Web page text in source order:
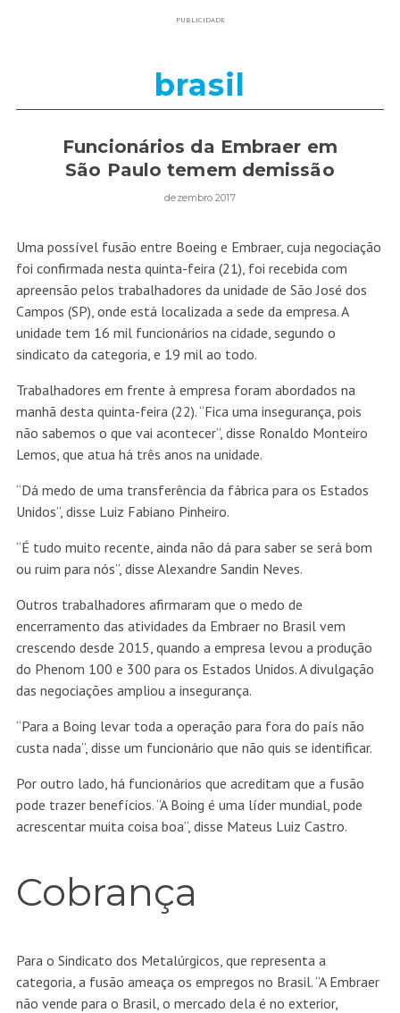
PUBLICIDADE
brasil
Funcionários da Embraer em
São Paulo temem demissão
dezembro 2017
Uma possível fusão entre Boeing e Embraer, cuja negociação
foi confirmada nesta quinta-feira (21), foi recebida com
apreensão pelos trabalhadores da unidade de São José dos
Campos (SP), onde está localizada a sede da empresa. A
unidade tem 16 mil funcionários na cidade, segundo o
sindicato da categoria, e 19 mil ao todo.
Trabalhadores em frente à empresa foram abordados na
manhã desta quinta-feira (22). “Fica uma insegurança, pois
não sabemos o que vai acontecer”, disse Ronaldo Monteiro
Lemos, que atua há três anos na unidade.
“Dá medo de uma transferência da fábrica para os Estados
Unidos”, disse Luiz Fabiano Pinheiro.
“É tudo muito recente, ainda não dá para saber se será bom
ou ruim para nós”, disse Alexandre Sandin Neves.
Outros trabalhadores afirmaram que o medo de
encerramento das atividades da Embraer no Brasil vem
crescendo desde 2015, quando a empresa levou a produção
do Phenom 100 e 300 para os Estados Unidos. A divulgação
das negociações ampliou a insegurança.
“Para a Boing levar toda a operação para fora do país não
custa nada”, disse um funcionário que não quis se identificar.
Por outro lado, há funcionários que acreditam que a fusão
pode trazer benefícios. “A Boing é uma líder mundial, pode
acrescentar muita coisa boa”, disse Mateus Luiz Castro.
Cobrança
Para o Sindicato dos Metalúrgicos, que representa a
categoria, a fusão ameaça os empregos no Brasil. “A Embraer
não vende para o Brasil, o mercado dela é no exterior,